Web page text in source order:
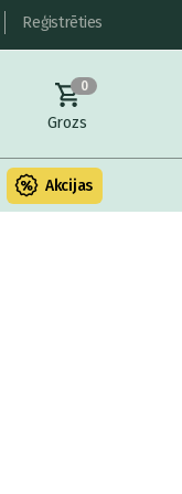
Reģistrēties
0
Grozs
Fasādes
Akcijas